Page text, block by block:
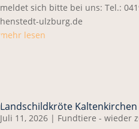
meldet sich bitte bei uns: Tel.:
henstedt-ulzburg.de
mehr lesen
Landschildkröte Kaltenkirchen
Juli 11, 2026 | Fundtiere - wieder